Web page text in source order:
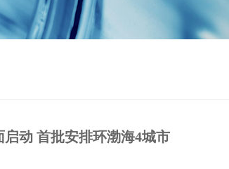
动 首批安排环渤海4城市